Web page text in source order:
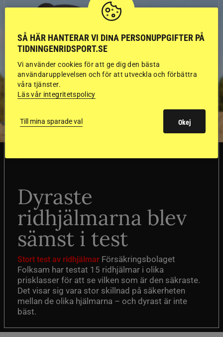
Dyraste
ridhjälmarna blev
sämst i test
Stort test av ridhjälmar Försäkringsbolaget
Folksam har testat 15 ridhjälmar i olika
prisklasser för att se vilken som är den säkraste.
Det visar sig vara stor skillnad på säkerheten
mellan de olika hjälmarna – och dyrast är inte
bäst.
SÅ HÄR HANTERAR VI DINA PERSONUPPGIFTER PÅ
TIDNINGENRIDSPORT.SE
Vi använder cookies för att ge dig den bästa
användarupplevelsen och för att utveckla och förbättra
våra tjänster.
Läs vår integritetspolicy
Till mina sparade val Okej